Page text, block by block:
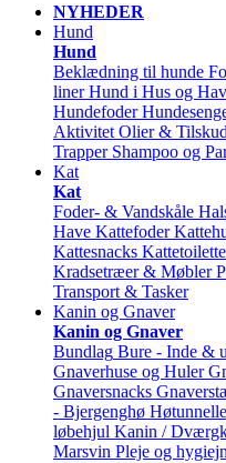
NYHEDER
Hund
Hund
Beklædning til hunde
liner Hund i Hus og
Hundefoder
Aktivitet Olier & Tilskud
Trapper Shampoo og
Kat
Kat
Foder- & Vandskåle
Have Kattefoder
Kattesnacks
Kradsetræer & Møbler
Transport & Tasker
Kanin og Gnaver
Kanin og Gnaver
Bundlag Bure - Inde &
Gnaverhuse og Huler
Gnaversnacks
- Bjergenghø
løbehjul Kanin /
Marsvin Pleje og